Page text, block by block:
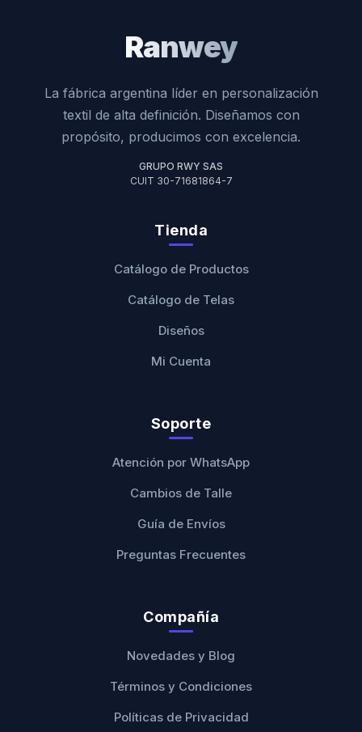
Ranwey
La fábrica argentina líder en personalización
textil de alta definición. Diseñamos con
propósito, producimos con excelencia.
GRUPO RWY SAS
CUIT 30-71681864-7
Tienda
Catálogo de Productos
Catálogo de Telas
Diseños
Mi Cuenta
Soporte
Atención por WhatsApp
Cambios de Talle
Guía de Envíos
Preguntas Frecuentes
Compañía
Novedades y Blog
Términos y Condiciones
Políticas de Privacidad